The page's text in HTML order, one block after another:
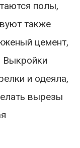
полы,
также
цемент,
Выкройки
и одеяла,
вырезы